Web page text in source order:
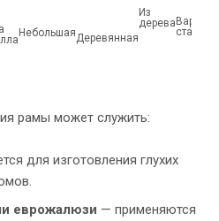
Небольшая Деревянная
Из
дереваВариант
рамы может служить:
для изготовления глухих
еврожалюзи — применяются